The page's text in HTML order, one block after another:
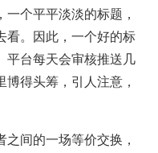
个平平淡淡的标题，
看。因此，一个好的标
平台每天会审核推送几
得头筹，引人注意，
之间的一场等价交换 ，